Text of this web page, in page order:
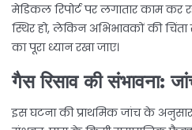
मेडिकल रिपोर्ट पर लगातार काम कर
स्थिर हो, लेकिन अभिभावकों की चिंता
का पूरा ध्यान रखा जाए।
गैस रिसाव की संभावना:
इस घटना की प्राथमिक जांच के